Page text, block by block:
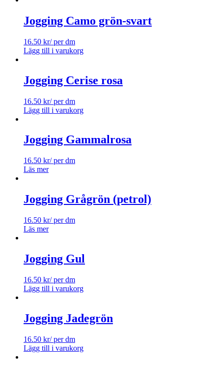
Jogging Camo grön-svart
16.50 kr/ per dm
Lägg till i varukorg
Jogging Cerise rosa
16.50 kr/ per dm
Lägg till i varukorg
Jogging Gammalrosa
16.50 kr/ per dm
Läs mer
Jogging Grågrön (petrol)
16.50 kr/ per dm
Läs mer
Jogging Gul
16.50 kr/ per dm
Lägg till i varukorg
Jogging Jadegrön
16.50 kr/ per dm
Lägg till i varukorg